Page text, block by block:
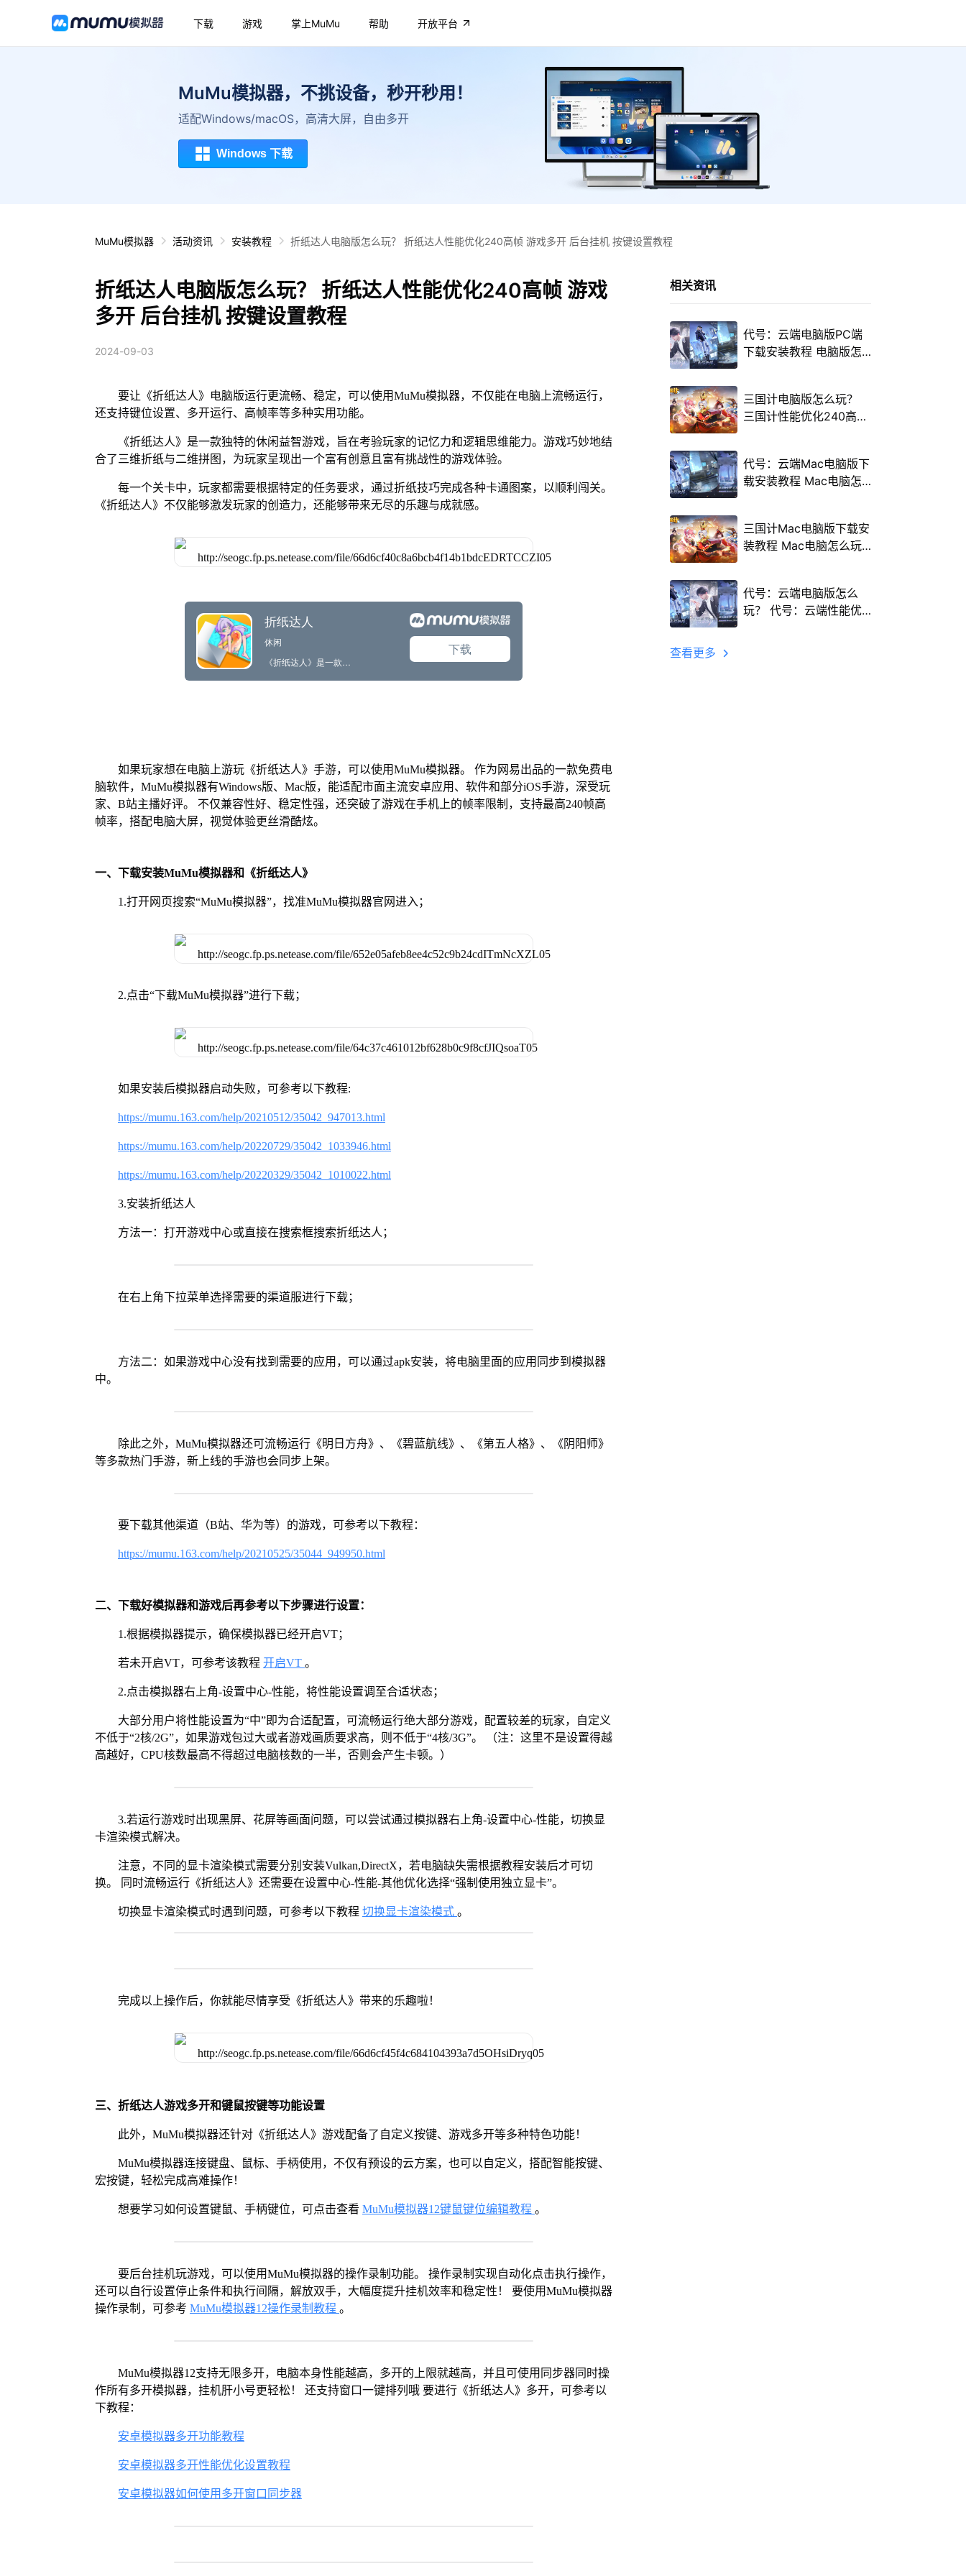
下载 游戏 掌上MuMu 帮助 开放平台
MuMu模拟器，不挑设备，秒开秒用！
适配Windows/macOS，高清大屏，自由多开
Windows 下载
MuMu模拟器 活动资讯 安装教程 折纸达人电脑版怎么玩？ 折纸达人性能优化240高帧 游戏多开 后台挂机 按键设置教程
折纸达人电脑版怎么玩？ 折纸达人性能优化240高帧 游戏
多开 后台挂机 按键设置教程
2024-09-03
要让《折纸达人》电脑版运行更流畅、稳定，可以使用MuMu模拟器，不仅能在电脑上流畅运行，
还支持键位设置、多开运行、高帧率等多种实用功能。
《折纸达人》是一款独特的休闲益智游戏，旨在考验玩家的记忆力和逻辑思维能力。游戏巧妙地结
合了三维折纸与二维拼图，为玩家呈现出一个富有创意且富有挑战性的游戏体验。
每一个关卡中，玩家都需要根据特定的任务要求，通过折纸技巧完成各种卡通图案，以顺利闯关。
《折纸达人》不仅能够激发玩家的创造力，还能够带来无尽的乐趣与成就感。
如果玩家想在电脑上游玩《折纸达人》手游，可以使用MuMu模拟器。 作为网易出品的一款免费电
脑软件，MuMu模拟器有Windows版、Mac版，能适配市面主流安卓应用、软件和部分iOS手游，深受玩
家、B站主播好评。 不仅兼容性好、稳定性强，还突破了游戏在手机上的帧率限制，支持最高240帧高
帧率，搭配电脑大屏，视觉体验更丝滑酷炫。
一、下载安装MuMu模拟器和《折纸达人》
1.打开网页搜索“MuMu模拟器”，找准MuMu模拟器官网进入；
2.点击“下载MuMu模拟器”进行下载；
如果安装后模拟器启动失败，可参考以下教程:
https://mumu.163.com/help/20210512/35042_947013.html
https://mumu.163.com/help/20220729/35042_1033946.html
https://mumu.163.com/help/20220329/35042_1010022.html
3.安装折纸达人
方法一：打开游戏中心或直接在搜索框搜索折纸达人；
在右上角下拉菜单选择需要的渠道服进行下载；
方法二：如果游戏中心没有找到需要的应用，可以通过apk安装，将电脑里面的应用同步到模拟器
中。
除此之外，MuMu模拟器还可流畅运行《明日方舟》、《碧蓝航线》、《第五人格》、《阴阳师》
等多款热门手游，新上线的手游也会同步上架。
要下载其他渠道（B站、华为等）的游戏，可参考以下教程：
https://mumu.163.com/help/20210525/35044_949950.html
二、下载好模拟器和游戏后再参考以下步骤进行设置：
1.根据模拟器提示，确保模拟器已经开启VT；
若未开启VT，可参考该教程 开启VT 。
2.点击模拟器右上角-设置中心-性能，将性能设置调至合适状态；
大部分用户将性能设置为“中”即为合适配置，可流畅运行绝大部分游戏，配置较差的玩家，自定义
不低于“2核/2G”，如果游戏包过大或者游戏画质要求高，则不低于“4核/3G”。 （注：这里不是设置得越
高越好，CPU核数最高不得超过电脑核数的一半，否则会产生卡顿。）
3.若运行游戏时出现黑屏、花屏等画面问题，可以尝试通过模拟器右上角-设置中心-性能，切换显
卡渲染模式解决。
注意，不同的显卡渲染模式需要分别安装Vulkan,DirectX，若电脑缺失需根据教程安装后才可切
换。 同时流畅运行《折纸达人》还需要在设置中心-性能-其他优化选择“强制使用独立显卡”。
切换显卡渲染模式时遇到问题，可参考以下教程 切换显卡渲染模式 。
完成以上操作后，你就能尽情享受《折纸达人》带来的乐趣啦！
三、折纸达人游戏多开和键鼠按键等功能设置
此外，MuMu模拟器还针对《折纸达人》游戏配备了自定义按键、游戏多开等多种特色功能！
MuMu模拟器连接键盘、鼠标、手柄使用，不仅有预设的云方案，也可以自定义，搭配智能按键、
宏按键，轻松完成高难操作！
想要学习如何设置键鼠、手柄键位，可点击查看 MuMu模拟器12键鼠键位编辑教程 。
要后台挂机玩游戏，可以使用MuMu模拟器的操作录制功能。 操作录制实现自动化点击执行操作，
还可以自行设置停止条件和执行间隔，解放双手，大幅度提升挂机效率和稳定性！ 要使用MuMu模拟器
操作录制，可参考 MuMu模拟器12操作录制教程 。
MuMu模拟器12支持无限多开，电脑本身性能越高，多开的上限就越高，并且可使用同步器同时操
作所有多开模拟器，挂机肝小号更轻松！ 还支持窗口一键排列哦 要进行《折纸达人》多开，可参考以
下教程：
安卓模拟器多开功能教程
安卓模拟器多开性能优化设置教程
安卓模拟器如何使用多开窗口同步器
相关资讯
代号：云端电脑版PC端
下载安装教程 电脑版怎
三国计电脑版怎么玩？
三国计性能优化240高帧
代号：云端Mac电脑版下
载安装教程 Mac电脑怎
三国计Mac电脑版下载安
装教程 Mac电脑怎么玩
代号：云端电脑版怎么
玩？ 代号：云端性能优
查看更多